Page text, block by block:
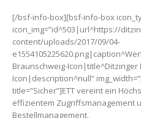
[/bsf-info-box][bsf-info-box
icon_img=”id^503|url^https://
content/uploads/2017/09/04-
Braunschweig-Icon|title^Ditzinger
Icon|description^null”
title=”Sicher”]ETT vereint ein
effizientem Zugriffsmanagement
Bestellmanagement.